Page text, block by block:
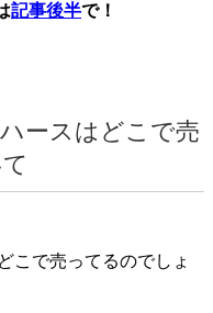
記事後半で！
ースはどこで売
こで売ってるのでしょ